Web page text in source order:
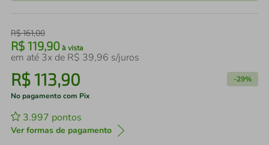
R$161,00
R$ 119,90 à vista
em até 3x de R$ 39,96 s/juros
R$113,90 -29%
No pagamento com Pix
3.997 pontos
Ver formas de pagamento